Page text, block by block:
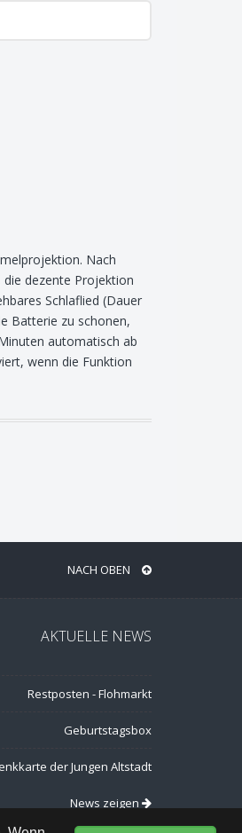
Nach
die dezente Projektion
Schlaflied (Dauer
Batterie zu schonen,
automatisch ab
wenn die Funktion
NACH OBEN
AKTUELLE NEWS
Restposten - Flohmarkt
Geburtstagsbox
der Jungen Altstadt
News zeigen